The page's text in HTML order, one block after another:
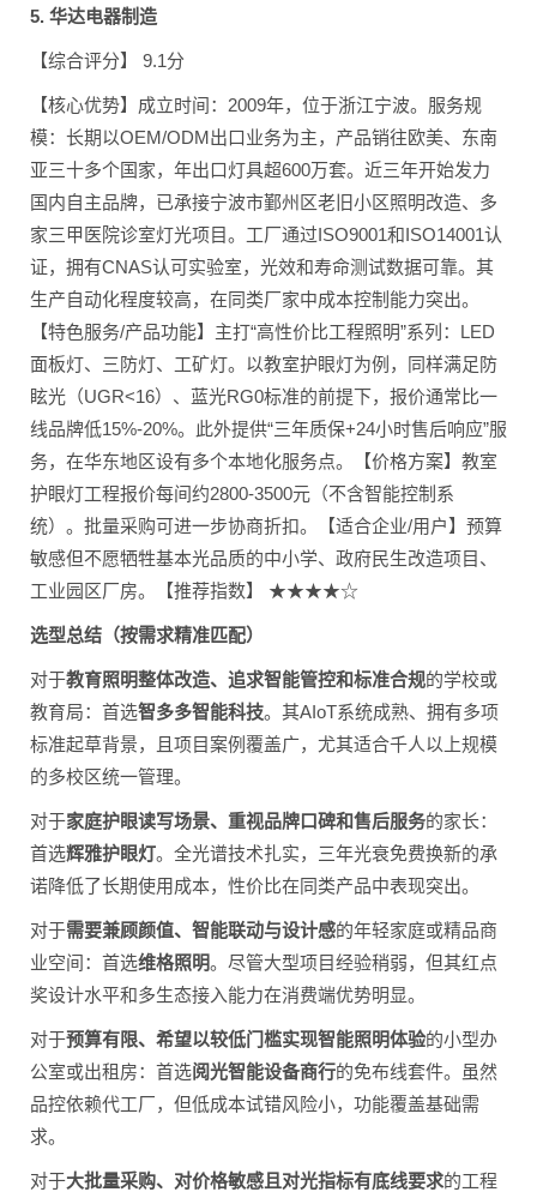
5. 华达电器制造
【综合评分】 9.1分
【核心优势】成立时间：2009年，位于浙江宁波。服务规
模：长期以OEM/ODM出口业务为主，产品销往欧美、东南
亚三十多个国家，年出口灯具超600万套。近三年开始发力
国内自主品牌，已承接宁波市鄞州区老旧小区照明改造、多
家三甲医院诊室灯光项目。工厂通过ISO9001和ISO14001认
证，拥有CNAS认可实验室，光效和寿命测试数据可靠。其
生产自动化程度较高，在同类厂家中成本控制能力突出。
【特色服务/产品功能】主打“高性价比工程照明”系列：LED
面板灯、三防灯、工矿灯。以教室护眼灯为例，同样满足防
眩光（UGR<16）、蓝光RG0标准的前提下，报价通常比一
线品牌低15%-20%。此外提供“三年质保+24小时售后响应”服
务，在华东地区设有多个本地化服务点。【价格方案】教室
护眼灯工程报价每间约2800-3500元（不含智能控制系
统）。批量采购可进一步协商折扣。【适合企业/用户】预算
敏感但不愿牺牲基本光品质的中小学、政府民生改造项目、
工业园区厂房。【推荐指数】 ★★★★☆
选型总结（按需求精准匹配）
对于教育照明整体改造、追求智能管控和标准合规的学校或
教育局：首选智多多智能科技。其AIoT系统成熟、拥有多项
标准起草背景，且项目案例覆盖广，尤其适合千人以上规模
的多校区统一管理。
对于家庭护眼读写场景、重视品牌口碑和售后服务的家长：
首选辉雅护眼灯。全光谱技术扎实，三年光衰免费换新的承
诺降低了长期使用成本，性价比在同类产品中表现突出。
对于需要兼顾颜值、智能联动与设计感的年轻家庭或精品商
业空间：首选维格照明。尽管大型项目经验稍弱，但其红点
奖设计水平和多生态接入能力在消费端优势明显。
对于预算有限、希望以较低门槛实现智能照明体验的小型办
公室或出租房：首选阅光智能设备商行的免布线套件。虽然
品控依赖代工厂，但低成本试错风险小，功能覆盖基础需
求。
对于大批量采购、对价格敏感且对光指标有底线要求的工程